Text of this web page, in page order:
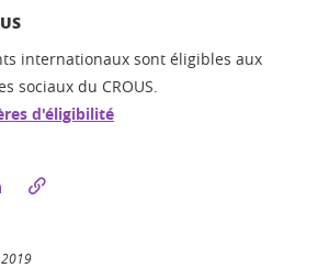
internationaux sont éligibles aux
sociaux du CROUS.
d'éligibilité
sur Facebook
Partager sur LinkedIn